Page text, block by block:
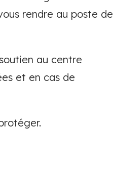
rendre au poste de
au centre
et en cas de